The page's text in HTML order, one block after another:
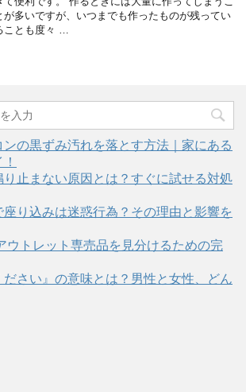
が多いですが、いつまでも作ったものが残ってい
ことも度々 …
ンの黒ずみ汚れを落とす方法｜家にある
り止まない原因とは？すぐに試せる対処
り込みは迷惑行為？その理由と影響を
ウトレット専売品を見分けるための完
ださい』の意味とは？男性と女性、どん